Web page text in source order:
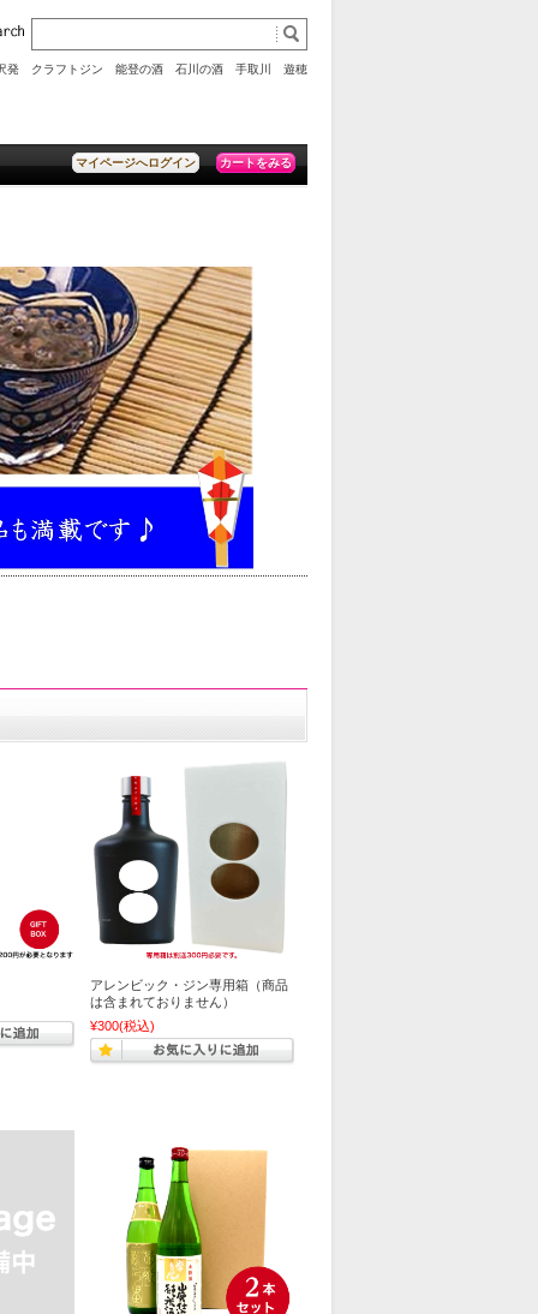
発 クラフトジン 能登の酒 石川の酒 手取川 遊穂
マイページへログイン カートをみる
アレンビック・ジン専用箱（商品
は含まれておりません）
¥300(税込)